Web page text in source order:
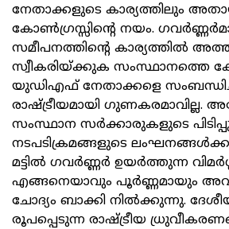
നേതാക്കളുടെ കാര്യത്തിലും
കോണ്‍ഗ്രസ്സിന്റെ നയം.
സമീപനത്തിന്റെ കാര്യത്തില്‍
സ്വീകരിയ്‌ക്കുക സംസ്ഥാനത്തെ
യുഡിഎഫ്‌ നേതാക്കളെ
രാഷ്ട്രീയമായി ഗുണകരമാവില്ല.
സംസ്ഥാന സര്‍ക്കാരുകളുടെ
നടപടിക്രമങ്ങളുടെ
മട്ടില്‍ ഗവര്‍ണ്ണര്‍ ഉയര്‍ത്തുന്ന
എങ്ങനെയാവും പൂര്‍ണ്ണമായും
ചോദ്യം ബാക്കി നില്‍ക്കുന്നു.
രൂപപ്പെടുന്ന രാഷ്ട്രീയ